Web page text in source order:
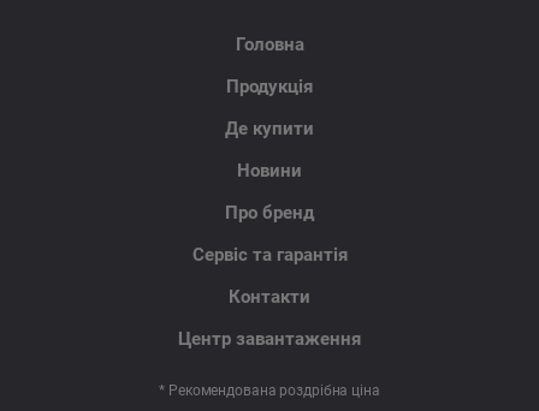
Головна
Продукція
Де купити
Новини
Про бренд
Сервіс та гарантія
Контакти
Центр завантаження
* Рекомендована роздрібна ціна